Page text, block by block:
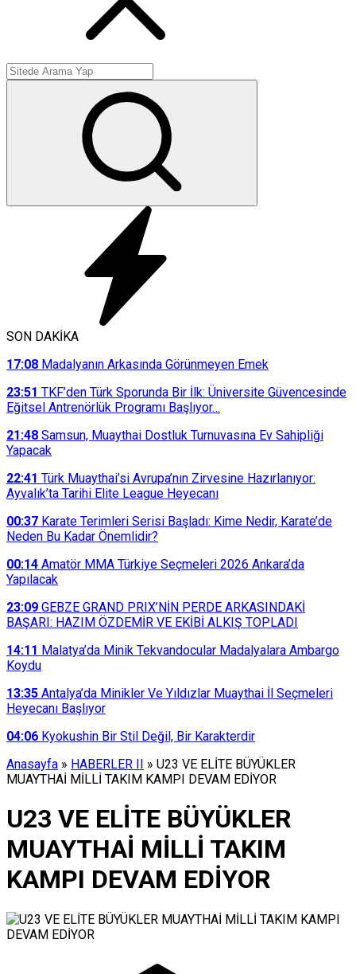
SON DAKİKA
17:08 Madalyanın Arkasında Görünmeyen Emek
23:51 TKF’den Türk Sporunda Bir İlk: Üniversite Güvencesinde
Eğitsel Antrenörlük Programı Başlıyor…
21:48 Samsun, Muaythai Dostluk Turnuvasına Ev Sahipliği
Yapacak
22:41 Türk Muaythai’si Avrupa’nın Zirvesine Hazırlanıyor:
Ayvalık’ta Tarihi Elite League Heyecanı
00:37 Karate Terimleri Serisi Başladı: Kime Nedir, Karate’de
Neden Bu Kadar Önemlidir?
00:14 Amatör MMA Türkiye Seçmeleri 2026 Ankara’da
Yapılacak
23:09 GEBZE GRAND PRIX’NİN PERDE ARKASINDAKİ
BAŞARI: HAZIM ÖZDEMİR VE EKİBİ ALKIŞ TOPLADI
14:11 Malatya’da Minik Tekvandocular Madalyalara Ambargo
Koydu
13:35 Antalya’da Minikler Ve Yıldızlar Muaythai İl Seçmeleri
Heyecanı Başlıyor
04:06 Kyokushin Bir Stil Değil, Bir Karakterdir
Anasayfa » HABERLER II » U23 VE ELİTE BÜYÜKLER
MUAYTHAİ MİLLİ TAKIM KAMPI DEVAM EDİYOR
U23 VE ELİTE BÜYÜKLER
MUAYTHAİ MİLLİ TAKIM
KAMPI DEVAM EDİYOR